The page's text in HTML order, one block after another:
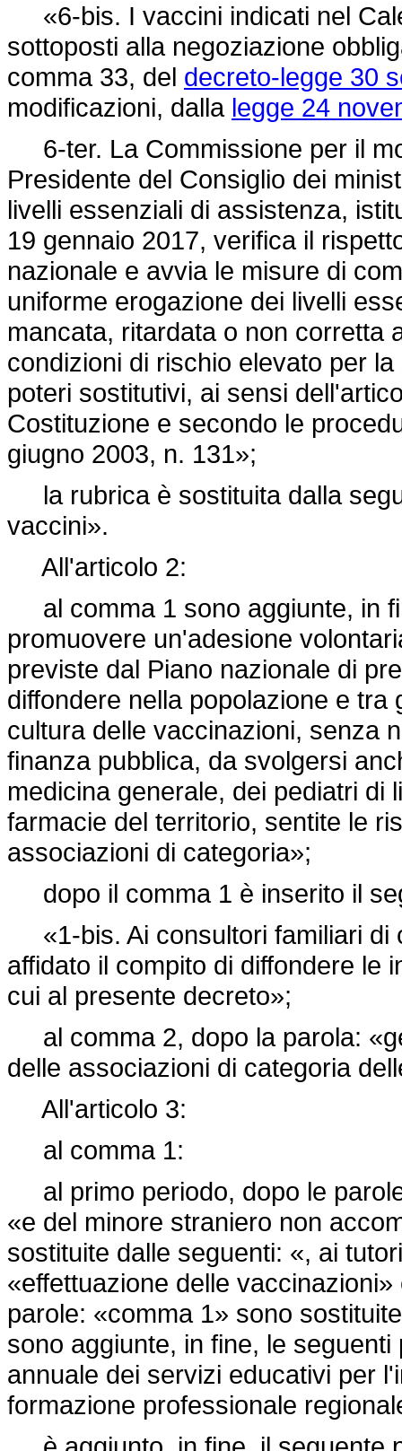
«6-bis. I vaccini indicati nel
sottoposti alla negoziazione
comma 33, del decreto-legge 30
modificazioni, dalla legge 24
6-ter. La Commissione per il
Presidente del Consiglio dei
livelli essenziali di assistenza,
19 gennaio 2017, verifica il
nazionale e avvia le misure di
uniforme erogazione dei livelli
mancata, ritardata o non corretta
condizioni di rischio elevato per
poteri sostitutivi, ai sensi
Costituzione e secondo le
giugno 2003, n. 131»;
la rubrica è sostituita dalla
vaccini».
All'articolo 2:
al comma 1 sono aggiunte, in
promuovere un'adesione
previste dal Piano nazionale di
diffondere nella popolazione e
cultura delle vaccinazioni, senza
finanza pubblica, da svolgersi
medicina generale, dei pediatri di
farmacie del territorio, sentite le
associazioni di categoria»;
dopo il comma 1 è inserito il
«1-bis. Ai consultori familiari di
affidato il compito di diffondere le
cui al presente decreto»;
al comma 2, dopo la parola:
delle associazioni di categoria
All'articolo 3:
al comma 1:
al primo periodo, dopo le
«e del minore straniero non
sostituite dalle seguenti: «, ai
«effettuazione delle
parole: «comma 1» sono
sono aggiunte, in fine, le
annuale dei servizi educativi per
formazione professionale